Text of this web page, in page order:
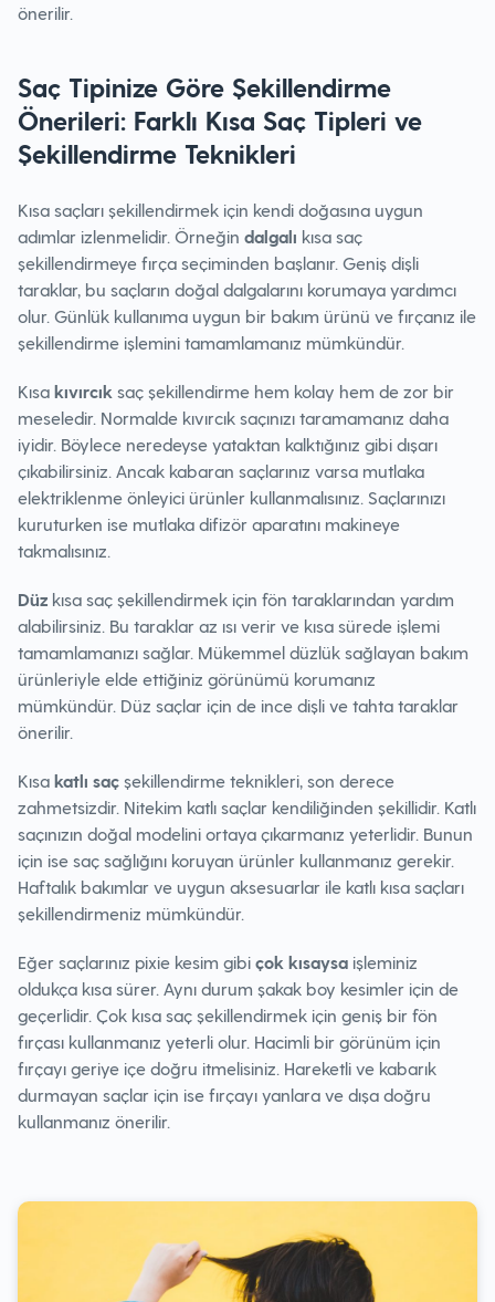
önerilir.
Saç Tipinize Göre Şekillendirme
Önerileri: Farklı Kısa Saç Tipleri ve
Şekillendirme Teknikleri
Kısa saçları şekillendirmek için kendi doğasına uygun
adımlar izlenmelidir. Örneğin dalgalı kısa saç
şekillendirmeye fırça seçiminden başlanır. Geniş dişli
taraklar, bu saçların doğal dalgalarını korumaya yardımcı
olur. Günlük kullanıma uygun bir bakım ürünü ve fırçanız ile
şekillendirme işlemini tamamlamanız mümkündür.
Kısa kıvırcık saç şekillendirme hem kolay hem de zor bir
meseledir. Normalde kıvırcık saçınızı taramamanız daha
iyidir. Böylece neredeyse yataktan kalktığınız gibi dışarı
çıkabilirsiniz. Ancak kabaran saçlarınız varsa mutlaka
elektriklenme önleyici ürünler kullanmalısınız. Saçlarınızı
kuruturken ise mutlaka difizör aparatını makineye
takmalısınız.
Düz kısa saç şekillendirmek için fön taraklarından yardım
alabilirsiniz. Bu taraklar az ısı verir ve kısa sürede işlemi
tamamlamanızı sağlar. Mükemmel düzlük sağlayan bakım
ürünleriyle elde ettiğiniz görünümü korumanız
mümkündür. Düz saçlar için de ince dişli ve tahta taraklar
önerilir.
Kısa katlı saç şekillendirme teknikleri, son derece
zahmetsizdir. Nitekim katlı saçlar kendiliğinden şekillidir. Katlı
saçınızın doğal modelini ortaya çıkarmanız yeterlidir. Bunun
için ise saç sağlığını koruyan ürünler kullanmanız gerekir.
Haftalık bakımlar ve uygun aksesuarlar ile katlı kısa saçları
şekillendirmeniz mümkündür.
Eğer saçlarınız pixie kesim gibi çok kısaysa işleminiz
oldukça kısa sürer. Aynı durum şakak boy kesimler için de
geçerlidir. Çok kısa saç şekillendirmek için geniş bir fön
fırçası kullanmanız yeterli olur. Hacimli bir görünüm için
fırçayı geriye içe doğru itmelisiniz. Hareketli ve kabarık
durmayan saçlar için ise fırçayı yanlara ve dışa doğru
kullanmanız önerilir.